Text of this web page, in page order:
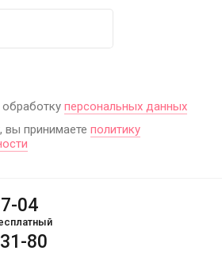
персональных данных
вы принимаете политику
04
80